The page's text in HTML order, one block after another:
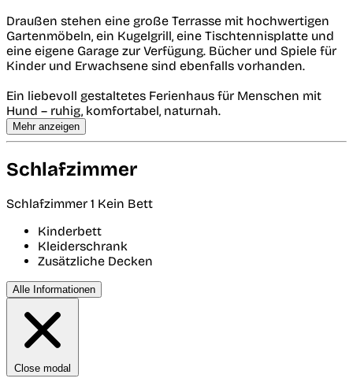
Draußen stehen eine große Terrasse mit hochwertigen
Gartenmöbeln, ein Kugelgrill, eine Tischtennisplatte und
eine eigene Garage zur Verfügung. Bücher und Spiele für
Kinder und Erwachsene sind ebenfalls vorhanden.
Ein liebevoll gestaltetes Ferienhaus für Menschen mit
Hund – ruhig, komfortabel, naturnah.
Mehr anzeigen
Schlafzimmer
Schlafzimmer 1 Kein Bett
Kinderbett
Kleiderschrank
Zusätzliche Decken
Alle Informationen
Close modal